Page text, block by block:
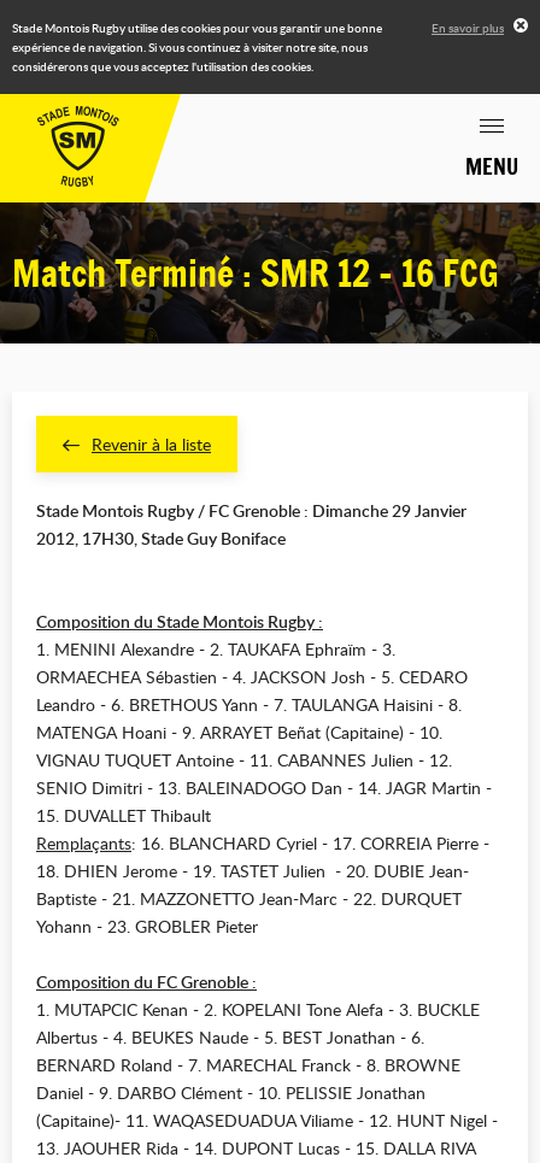
Stade Montois Rugby utilise des cookies pour vous garantir une bonne
expérience de navigation. Si vous continuez à visiter notre site, nous
considérerons que vous acceptez l'utilisation des cookies.
En savoir plus
MENU
Match Terminé : SMR 12 - 16 FCG
Revenir à la liste
Stade Montois Rugby / FC Grenoble : Dimanche 29 Janvier
2012, 17H30, Stade Guy Boniface
Composition du Stade Montois Rugby :
1. MENINI Alexandre - 2. TAUKAFA Ephraïm - 3.
ORMAECHEA Sébastien - 4. JACKSON Josh - 5. CEDARO
Leandro - 6. BRETHOUS Yann - 7. TAULANGA Haisini - 8.
MATENGA Hoani - 9. ARRAYET Beñat (Capitaine) - 10.
VIGNAU TUQUET Antoine - 11. CABANNES Julien - 12.
SENIO Dimitri - 13. BALEINADOGO Dan - 14. JAGR Martin -
15. DUVALLET Thibault
Remplaçants: 16. BLANCHARD Cyriel - 17. CORREIA Pierre -
18. DHIEN Jerome - 19. TASTET Julien - 20. DUBIE Jean-
Baptiste - 21. MAZZONETTO Jean-Marc - 22. DURQUET
Yohann - 23. GROBLER Pieter
Composition du FC Grenoble :
1. MUTAPCIC Kenan - 2. KOPELANI Tone Alefa - 3. BUCKLE
Albertus - 4. BEUKES Naude - 5. BEST Jonathan - 6.
BERNARD Roland - 7. MARECHAL Franck - 8. BROWNE
Daniel - 9. DARBO Clément - 10. PELISSIE Jonathan
(Capitaine)- 11. WAQASEDUADUA Viliame - 12. HUNT Nigel -
13. JAOUHER Rida - 14. DUPONT Lucas - 15. DALLA RIVA